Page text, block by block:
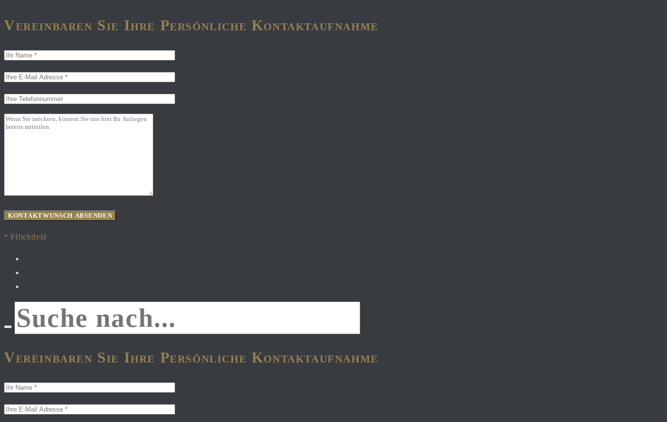
Vereinbaren Sie Ihre Persönliche Kontaktaufnahme
* Pflichtfeld
SEARCH
Vereinbaren Sie Ihre Persönliche Kontaktaufnahme